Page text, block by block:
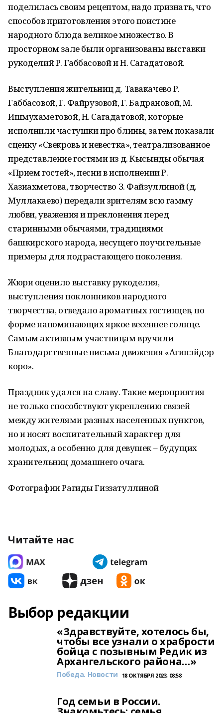
поделилась своим рецептом, надо признать, что
способов приготовления этого поистине
народного блюда великое множество. В
просторном зале были организованы выставки
рукоделий Р. Габбасовой и Н. Сагадатовой.
Выступления жительниц д. Тавакачево Р.
Габбасовой, Г. Файрузовой, Г. Бадрановой, М.
Ишмухаметовой, Н. Сагадатовой, которые
исполнили частушки про блины, затем показали
сценку «Свекровь и невестка», театрализованное
представление гостями из д. Кысынды обычая
«Прием гостей», песни в исполнении Р.
Хазиахметова, творчество З. Файзуллиной (д.
Муллакаево) передали зрителям всю гамму
любви, уважения и преклонения перед
старинными обычаями, традициями
башкирского народа, несущего поучительные
примеры для подрастающего поколения.
Жюри оценило выставку рукоделия,
выступления поклонников народного
творчества, отведало ароматных гостинцев, по
форме напоминающих яркое весеннее солнце.
Самым активным участницам вручили
Благодарственные письма движения «Агинэйдэр
коро».
Праздник удался на славу. Такие мероприятия
не только способствуют укреплению связей
между жителями разных населенных пунктов,
но и носят воспитательный характер для
молодых, а особенно для девушек – будущих
хранительниц домашнего очага.
Фотографии Рагиды Гиззатуллиной
Читайте нас
Выбор редакции
«Здравствуйте, хотелось бы,
чтобы все узнали о храбрости
бойца с позывным Редик из
Архангельского района…»
Победа. Новости 18 ОКТЯБРЯ 2023, 08:58
Год семьи в России.